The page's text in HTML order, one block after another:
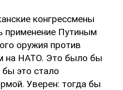
конгрессмены
применение Путиным
оружия против
на НАТО. Это было бы
бы это стало
Уверен: тогда бы